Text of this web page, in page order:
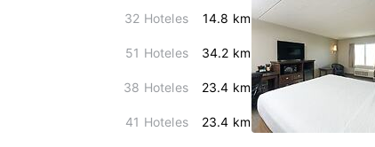
32 Hoteles 14.8 km
51 Hoteles 34.2 km
38 Hoteles 23.4 km
41 Hoteles 23.4 km